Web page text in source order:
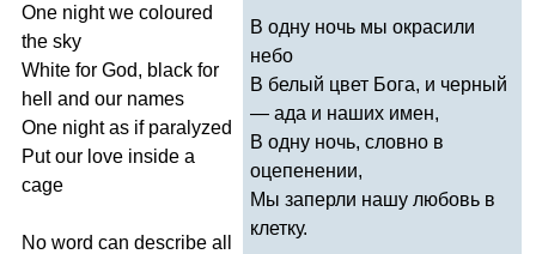
One night we coloured
the sky
White for God, black for
hell
and our names
One night as if paralyzed
Put our love inside a
cage
No word can describe all
В одну ночь мы окрасили
небо
В белый цвет Бога, и черный
— ада и наших имен,
В одну ночь, словно в
оцепенении,
Мы заперли нашу любовь в
клетку.